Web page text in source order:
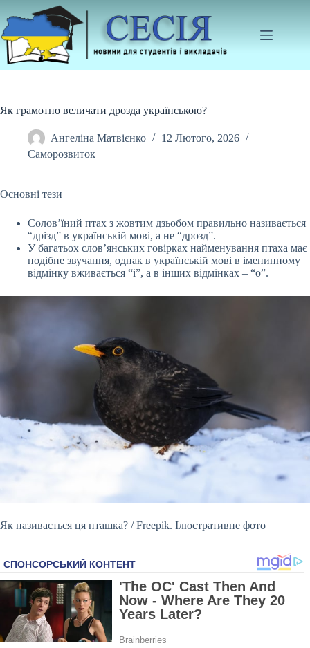
до
вмісту
Як грамотно величати дрозда українською?
Ангеліна Матвієнко
12 Лютого, 2026
Саморозвиток
Основні тези
Солов’їний птах з жовтим дзьобом правильно називається
“дрізд” в українській мові, а не “дрозд”.
У багатьох слов’янських говірках найменування птаха має
подібне звучання, однак в українській мові в іменинному
відмінку вживається “і”, а в інших відмінках – “о”.
Як називається ця пташка? / Freepik. Ілюстративне фото